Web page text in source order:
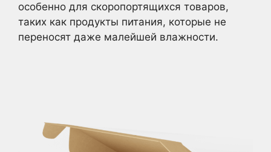
особенно для скоропортящихся товаров,
таких как продукты питания, которые не
переносят даже малейшей влажности.